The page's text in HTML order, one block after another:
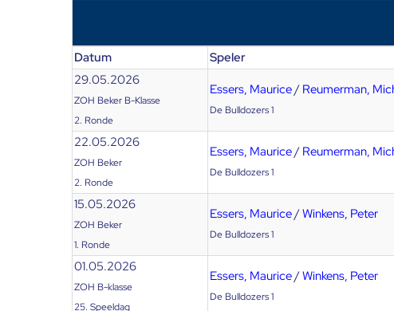
Datum Speler
29.05.2026
ZOH Beker B-Klasse
2. Ronde
Essers, Maurice/ Reumerman,
De Bulldozers 1
22.05.2026
ZOH Beker
2. Ronde
Essers, Maurice/ Reumerman,
De Bulldozers 1
15.05.2026
ZOH Beker
1. Ronde
Essers, Maurice/Winkens, Peter
De Bulldozers 1
01.05.2026
ZOH B-klasse
25. Speeldag
Essers, Maurice/Winkens, Peter
De Bulldozers 1